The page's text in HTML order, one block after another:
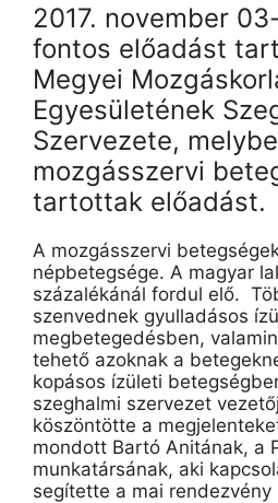
2017. november
fontos előadást
Megyei
Egyesületének
Szervezete,
mozgásszervi
tartottak előadást.
A mozgásszervi
népbetegsége. A magyar
százalékánál fordul elő.
szenvednek gyulladásos
megbetegedésben,
tehető azoknak a
kopásos ízületi
szeghalmi szervezet
köszöntötte a
mondott Bartó Anitának, a
munkatársának, aki
segítette a mai